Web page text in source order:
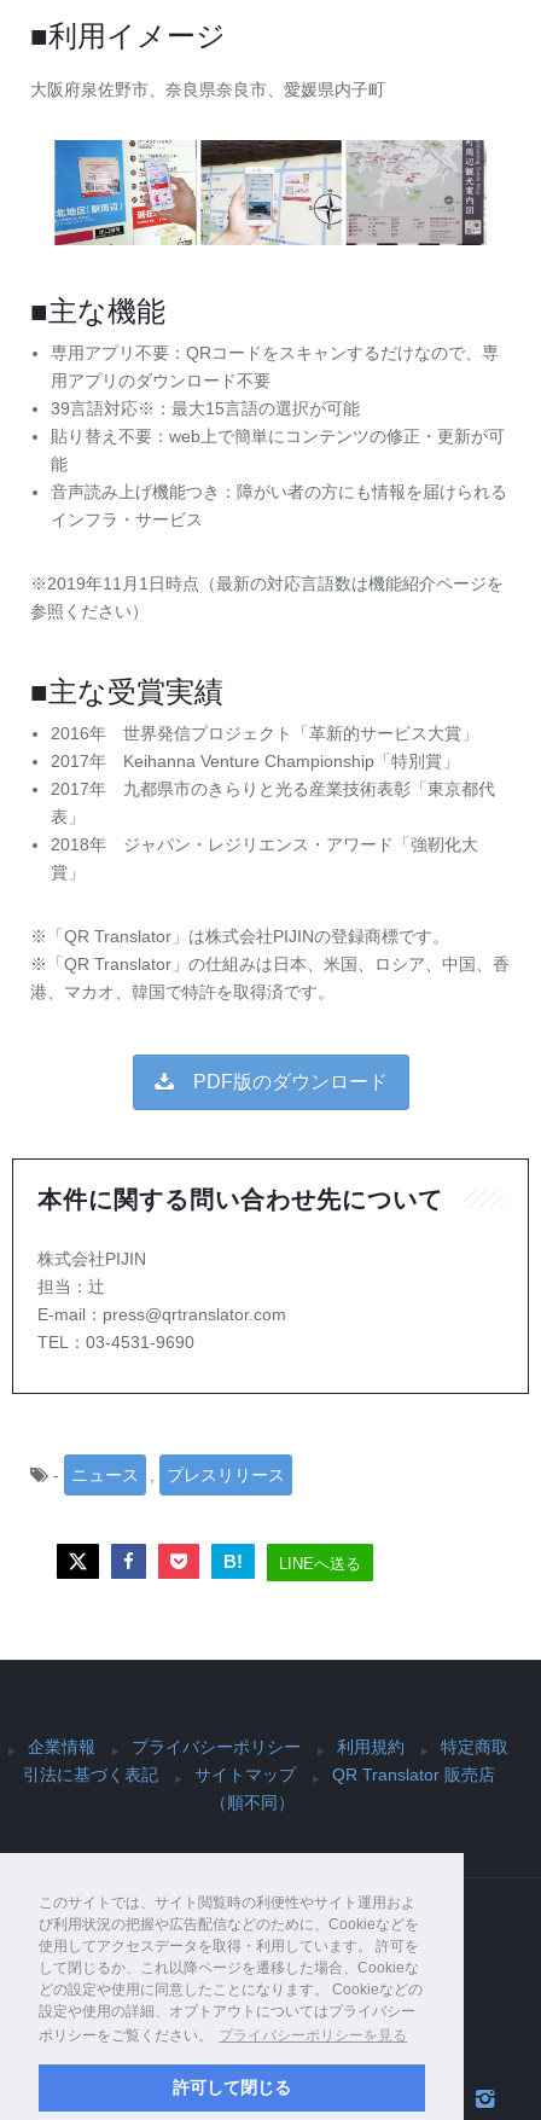
このサイトでは、サイト閲覧時の利便性やサイト運用およ
び利用状況の把握や広告配信などのために、Cookieなどを
使用してアクセスデータを取得・利用しています。 許可を
して閉じるか、これ以降ページを遷移した場合、Cookieな
どの設定や使用に同意したことになります。 Cookieなどの
設定や使用の詳細、オプトアウトについてはプライバシー
ポリシーをご覧ください。
プライバシーポリシーを見る
許可して閉じる
■利用イメージ
大阪府泉佐野市、奈良県奈良市、愛媛県内子町
■主な機能
専用アプリ不要：QRコードをスキャンするだけなので、専
用アプリのダウンロード不要
39言語対応※：最大15言語の選択が可能
貼り替え不要：web上で簡単にコンテンツの修正・更新が可
能
音声読み上げ機能つき：障がい者の方にも情報を届けられる
インフラ・サービス
※2019年11月1日時点（最新の対応言語数は機能紹介ページを
参照ください）
■主な受賞実績
2016年 世界発信プロジェクト「革新的サービス大賞」
2017年 Keihanna Venture Championship「特別賞」
2017年 九都県市のきらりと光る産業技術表彰「東京都代
表」
2018年 ジャパン・レジリエンス・アワード「強靭化大
賞」
※「QR Translator」は株式会社PIJINの登録商標です。
※「QR Translator」の仕組みは日本、米国、ロシア、中国、香
港、マカオ、韓国で特許を取得済です。
PDF版のダウンロード
本件に関する問い合わせ先について
株式会社PIJIN
担当：辻
E-mail：press@qrtranslator.com
TEL：03-4531-9690
- ニュース , プレスリリース
B! LINEへ送る
企業情報 プライバシーポリシー 利用規約
特定商取
引法に基づく表記
サイトマップ
QR Translator 販売店
（順不同）
Copyright© PIJIN Co., Ltd. , 2026 All Rights
Reserved.